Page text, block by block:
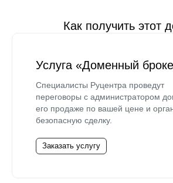
Как получить этот
Услуга «Доменный
Специалисты Руцентра проведут
переговоры с администратором
его продаже по вашей цене и
безопасную сделку.
Заказать услугу